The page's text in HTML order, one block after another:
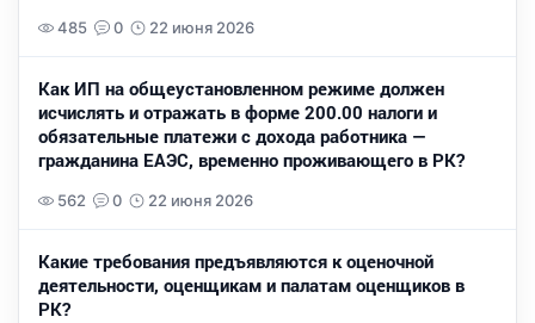
485 0 22 июня 2026
Как ИП на общеустановленном режиме должен
исчислять и отражать в форме 200.00 налоги и
обязательные платежи с дохода работника —
гражданина ЕАЭС, временно проживающего в РК?
562 0 22 июня 2026
Какие требования предъявляются к оценочной
деятельности, оценщикам и палатам оценщиков в
РК?